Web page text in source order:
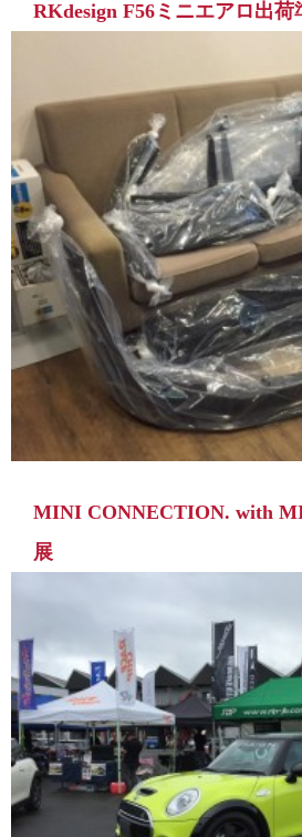
RKdesign F56ミニエアロ出荷
MINI CONNECTION. with
展